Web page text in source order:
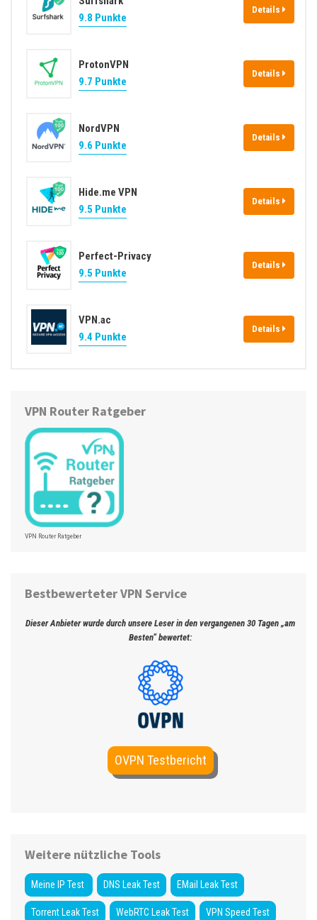
9.8 Punkte
Details
ProtonVPN
9.7 Punkte
Details
NordVPN
9.6 Punkte
Details
Hide.me VPN
9.5 Punkte
Details
Perfect-Privacy
9.5 Punkte
Details
VPN.ac
9.4 Punkte
Details
VPN Router Ratgeber
VPN Router Ratgeber
Bestbewerteter VPN Service
Dieser Anbieter wurde durch unsere Leser in den vergangenen 30 Tagen „am
Besten“ bewertet:
OVPN Testbericht
Weitere nützliche Tools
Meine IP Test DNS Leak Test EMail Leak Test
Torrent Leak Test WebRTC Leak Test VPN Speed Test